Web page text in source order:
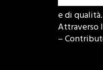
e di qualità.
Attraverso
–